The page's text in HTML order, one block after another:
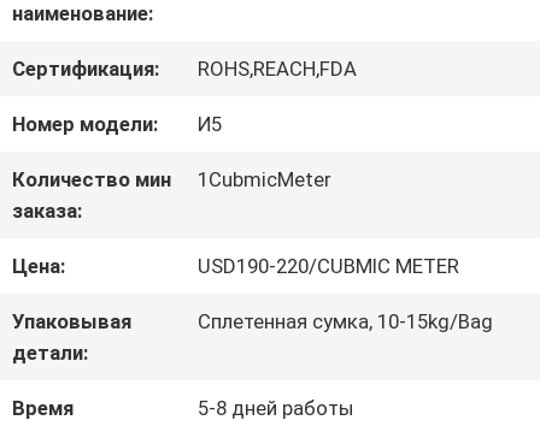
ЗАВОДУ
КОНТРОЛЬ
КАЧЕСТВА
СВЯЖИТЕСЬ
С
НАМИ
наименование:
Сертификация: ROHS,REACH,FDA
Номер модели: И5
Количество мин
заказа:
1CubmicMeter
Цена: USD190-220/CUBMIC METER
Упаковывая
детали:
Сплетенная сумка, 10-15kg/Bag
Время
5-8 дней работы